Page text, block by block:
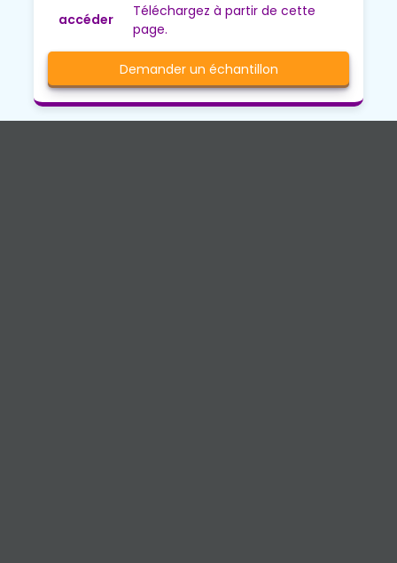
accéder
Téléchargez à partir de cette
page.
Demander un échantillon